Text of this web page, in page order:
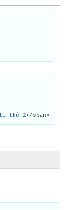
li thứ 2</span>